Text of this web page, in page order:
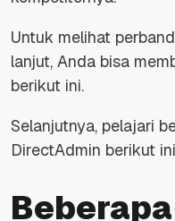
Untuk melihat
lanjut, Anda bisa
berikut ini.
Selanjutnya, pelajari
DirectAdmin berikut